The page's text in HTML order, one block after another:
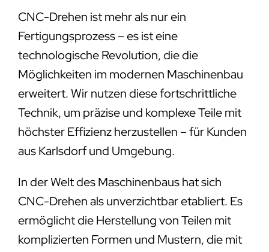
CNC-Drehen ist mehr als nur ein
Fertigungsprozess – es ist eine
technologische Revolution, die die
Möglichkeiten im modernen Maschinenbau
erweitert. Wir nutzen diese fortschrittliche
Technik, um präzise und komplexe Teile mit
höchster Effizienz herzustellen – für Kunden
aus Karlsdorf und Umgebung.
In der Welt des Maschinenbaus hat sich
CNC-Drehen als unverzichtbar etabliert. Es
ermöglicht die Herstellung von Teilen mit
komplizierten Formen und Mustern, die mit